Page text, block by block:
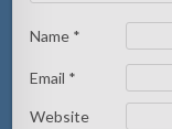
Name *
Email *
Website